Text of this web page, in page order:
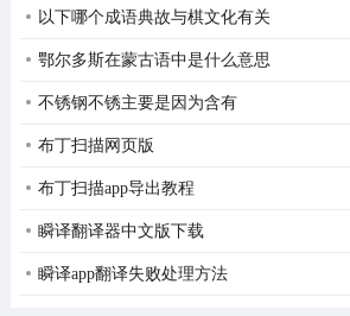
以下哪个成语典故与棋文化有关
鄂尔多斯在蒙古语中是什么意思
不锈钢不锈主要是因为含有
布丁扫描网页版
布丁扫描app导出教程
瞬译翻译器中文版下载
瞬译app翻译失败处理方法